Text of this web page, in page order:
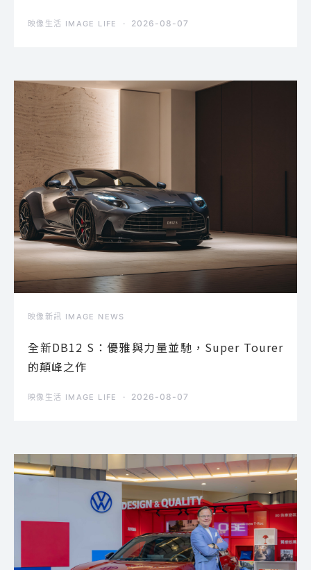
映像生活 IMAGE LIFE 2026-08-07
映像新訊 IMAGE NEWS
全新DB12 S：優雅與力量並馳，Super Tourer
的顛峰之作
映像生活 IMAGE LIFE 2026-08-07